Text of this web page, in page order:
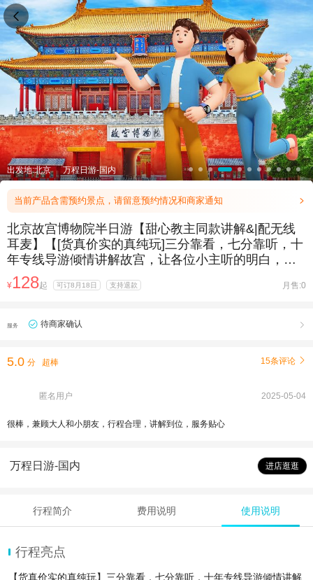
出发地:北京 万程日游-国内
当前产品含需预约景点，请留意预约情况和商家通知 
北京故宫博物院半日游【甜心教主同款讲解&|配无线
耳麦】【[货真价实的真纯玩]三分靠看，七分靠听，十
年专线导游倾情讲解故宫，让各位小主听的明白，不
在北京留遗憾】
¥128起 可订8月18日 支持退款 月售:0
服务 待商家确认 
5.0 分 超棒 15条评论 
匿名用户 2025-05-04
很棒，兼顾大人和小朋友，行程合理，讲解到位，服务贴心
万程日游-国内 进店逛逛
行程简介 费用说明 使用说明
行程亮点
【货真价实的真纯玩】三分靠看，七分靠听，十年专线导游倾情讲解
